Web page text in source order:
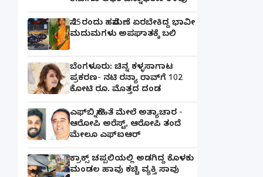
ಸೆ.25ರಂದು ಹಸೆಮಣೆ ಏರಬೇಕಿದ್ದ ಭಾವೀ
ಮದುಮಗಳು ಅಪಘಾತಕ್ಕೆ ಬಲಿ
ಬೆಂಗಳೂರು: ಚಿನ್ನ ಕಳ್ಳಸಾಗಾಟ
ಪ್ರಕರಣ- ನಟಿ ರನ್ಯಾ ರಾವ್‌ಗೆ 102
ಕೋಟಿ ರೂ. ಮೊತ್ತದ ದಂಡ
ಎಫ್‌ಬಿ ಸ್ನೇಹಿತೆ ಮೇಲೆ ಅತ್ಯಾಚಾರ -
ಆರೋಪಿ ಅರೆಸ್ಟ್, ಆರೋಪಿ ತಂದೆ
ಮೇಲೂ ಎಫ್ಐಆರ್
ಕ್ರಾಕ್ಸ್ ಚಪ್ಪಲಿಯಲ್ಲಿ ಅಡಗಿದ್ದ ಕೊಳಕು
ಮಂಡಲ ಹಾವು ಕಚ್ಚಿ ವ್ಯಕ್ತಿ ಸಾವು